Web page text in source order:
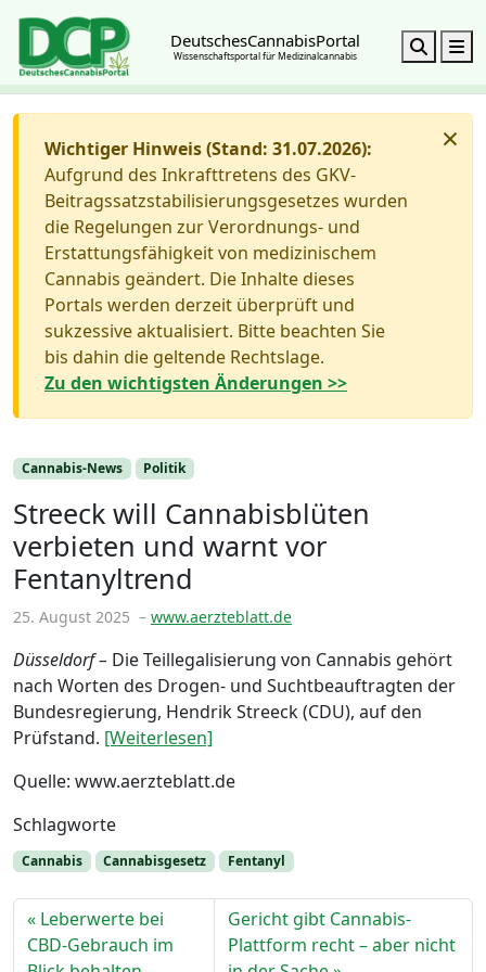
DeutschesCannabisPortal
Wissenschaftsportal für Medizinalcannabis Search
×
Wichtiger Hinweis (Stand: 31.07.2026):
Aufgrund des Inkrafttretens des GKV-
Beitragssatzstabilisierungsgesetzes wurden
die Regelungen zur Verordnungs- und
Erstattungsfähigkeit von medizinischem
Cannabis geändert. Die Inhalte dieses
Portals werden derzeit überprüft und
sukzessive aktualisiert. Bitte beachten Sie
bis dahin die geltende Rechtslage.
Zu den wichtigsten Änderungen >>
Cannabis-News Politik
Streeck will Cannabisblüten
verbieten und warnt vor
Fentanyltrend
25. August 2025 – www.aerzteblatt.de
Düsseldorf – Die Teillegalisierung von Cannabis gehört
nach Worten des Drogen- und Suchtbeauftragten der
Bundesregierung, Hendrik Streeck (CDU), auf den
Prüfstand. [Weiterlesen]
Quelle: www.aerzteblatt.de
Schlagworte
Cannabis Cannabisgesetz Fentanyl
Leberwerte bei
CBD-Gebrauch im
Gericht gibt Cannabis-
Plattform recht – aber nicht